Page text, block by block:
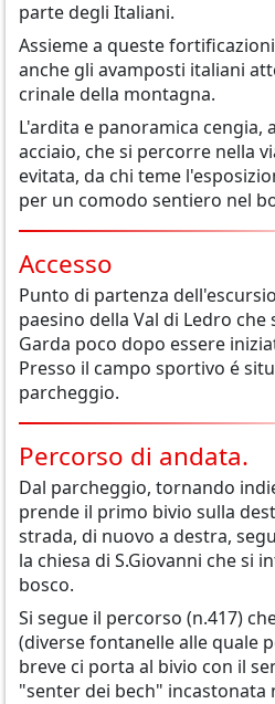
parte degli Italiani.
Assieme a queste
anche gli avamposti italiani
crinale della montagna.
L'ardita e panoramica cengia,
acciaio, che si percorre nella
evitata, da chi teme
per un comodo sentiero nel
Accesso
Punto di partenza
paesino della Val di Ledro che
Garda poco dopo essere
Presso il campo sportivo é
parcheggio.
Percorso di andata.
Dal parcheggio, tornando
prende il primo bivio sulla
strada, di nuovo a destra,
la chiesa di S.Giovanni che si
bosco.
Si segue il percorso (n.417)
(diverse fontanelle alle quale
breve ci porta al bivio con il
"senter dei bech" incastonata